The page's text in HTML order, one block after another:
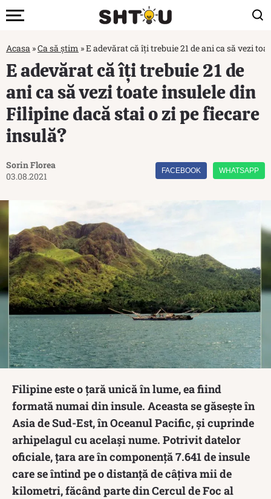
Acasa »Ca să știm »E adevărat că îți trebuie 21 de ani ca să vezi
E adevărat că îți trebuie 21 de
ani ca să vezi toate insulele din
Filipine dacă stai o zi pe fiecare
insulă?
Sorin Florea
03.08.2021
FACEBOOK WHATSAPP
Filipine este o țară unică în lume, ea fiind
formată numai din insule. Aceasta se găsește în
Asia de Sud-Est, în Oceanul Pacific, și cuprinde
arhipelagul cu același nume. Potrivit datelor
oficiale, țara are în componență 7.641 de insule
care se întind pe o distanță de câțiva mii de
kilometri, făcând parte din Cercul de Foc al